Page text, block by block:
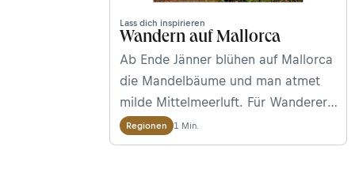
Lass dich inspirieren
Wandern auf Mallorca
Ab Ende Jänner blühen auf Mallorca
die Mandelbäume und man atmet
milde Mittelmeerluft. Für Wanderer,
die gern dem Winter entfliehen, ein
echtes Paradies. Im Bergwelten
Regionen 1 Min.